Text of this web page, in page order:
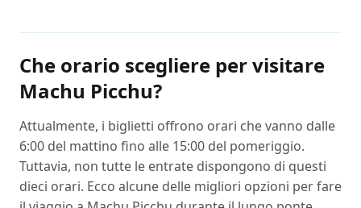
Che orario scegliere per visitare
Machu Picchu?
Attualmente, i biglietti offrono orari che vanno dalle
6:00 del mattino fino alle 15:00 del pomeriggio.
Tuttavia, non tutte le entrate dispongono di questi
dieci orari. Ecco alcune delle migliori opzioni per fare